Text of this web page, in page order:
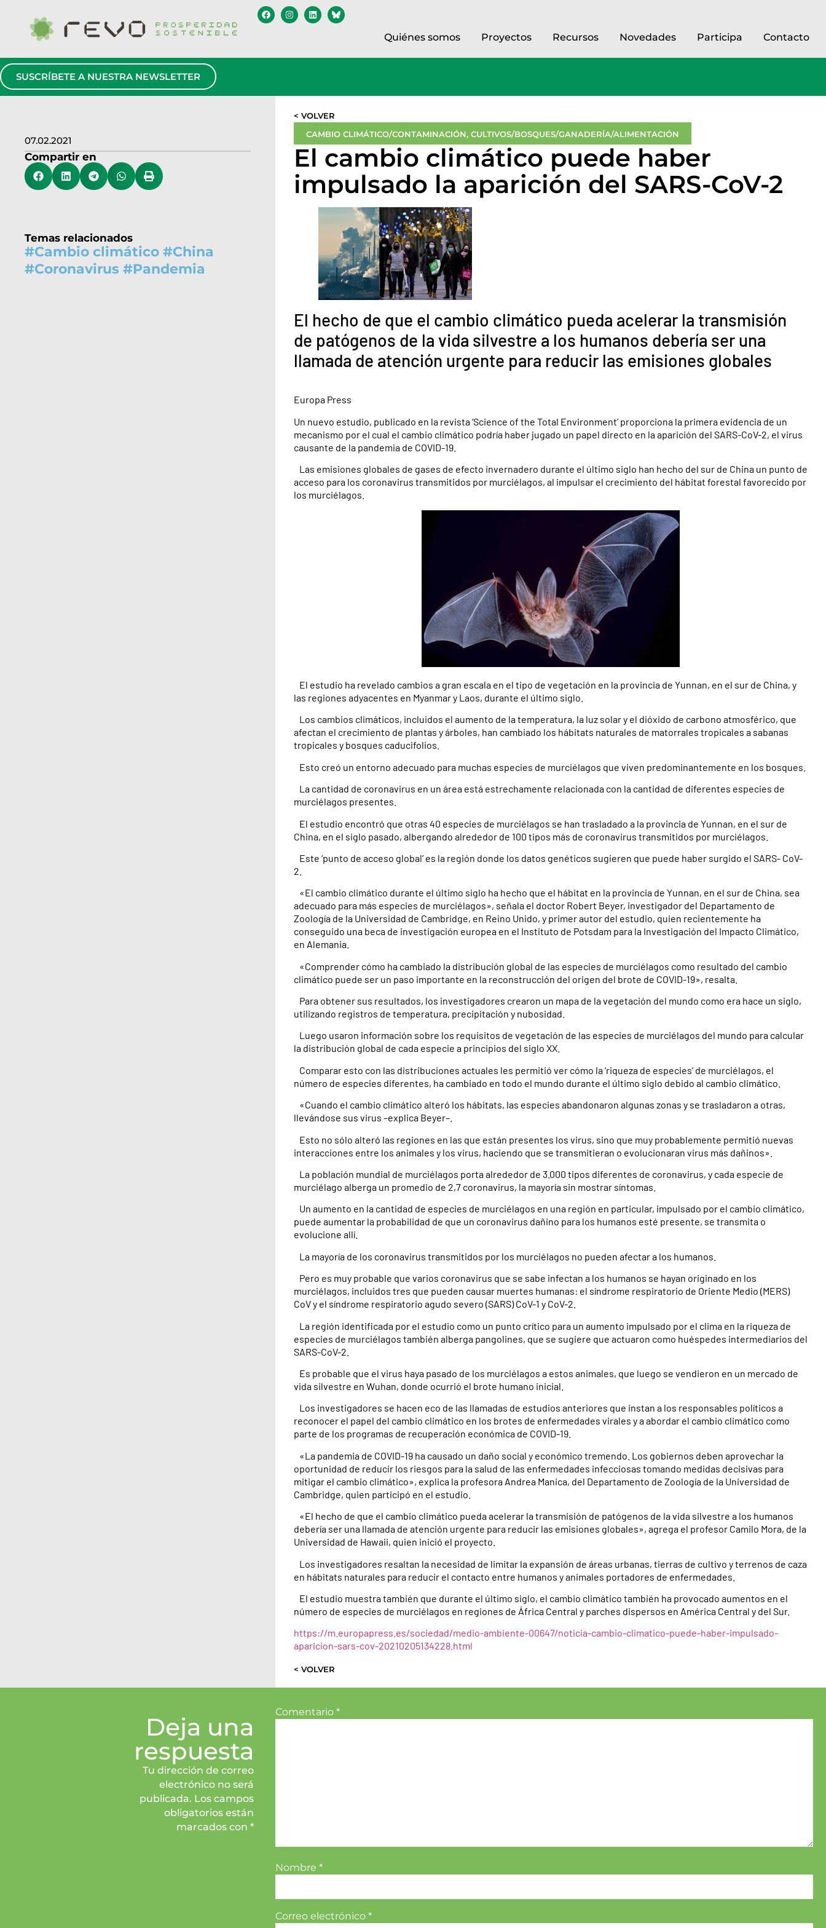
Quiénes somos Proyectos Recursos Novedades Participa Contacto
SUSCRÍBETE A NUESTRA NEWSLETTER
07.02.2021
Compartir en
Temas relacionados
#Cambio climático #China
#Coronavirus #Pandemia
< VOLVER
CAMBIO CLIMÁTICO/CONTAMINACIÓN, CULTIVOS/BOSQUES/GANADERÍA/ALIMENTACIÓN
El cambio climático puede haber
impulsado la aparición del SARS-CoV-2
El hecho de que el cambio climático pueda acelerar la transmisión
de patógenos de la vida silvestre a los humanos debería ser una
llamada de atención urgente para reducir las emisiones globales
Europa Press
Un nuevo estudio, publicado en la revista ‘Science of the Total Environment’ proporciona la primera evidencia de un
mecanismo por el cual el cambio climático podría haber jugado un papel directo en la aparición del SARS-CoV-2, el virus
causante de la pandemia de COVID-19.
Las emisiones globales de gases de efecto invernadero durante el último siglo han hecho del sur de China un punto de
acceso para los coronavirus transmitidos por murciélagos, al impulsar el crecimiento del hábitat forestal favorecido por
los murciélagos.
El estudio ha revelado cambios a gran escala en el tipo de vegetación en la provincia de Yunnan, en el sur de China, y
las regiones adyacentes en Myanmar y Laos, durante el último siglo.
Los cambios climáticos, incluidos el aumento de la temperatura, la luz solar y el dióxido de carbono atmosférico, que
afectan el crecimiento de plantas y árboles, han cambiado los hábitats naturales de matorrales tropicales a sabanas
tropicales y bosques caducifolios.
Esto creó un entorno adecuado para muchas especies de murciélagos que viven predominantemente en los bosques.
La cantidad de coronavirus en un área está estrechamente relacionada con la cantidad de diferentes especies de
murciélagos presentes.
El estudio encontró que otras 40 especies de murciélagos se han trasladado a la provincia de Yunnan, en el sur de
China, en el siglo pasado, albergando alrededor de 100 tipos más de coronavirus transmitidos por murciélagos.
Este ‘punto de acceso global’ es la región donde los datos genéticos sugieren que puede haber surgido el SARS- CoV-
2.
«El cambio climático durante el último siglo ha hecho que el hábitat en la provincia de Yunnan, en el sur de China, sea
adecuado para más especies de murciélagos», señala el doctor Robert Beyer, investigador del Departamento de
Zoología de la Universidad de Cambridge, en Reino Unido, y primer autor del estudio, quien recientemente ha
conseguido una beca de investigación europea en el Instituto de Potsdam para la Investigación del Impacto Climático,
en Alemania.
«Comprender cómo ha cambiado la distribución global de las especies de murciélagos como resultado del cambio
climático puede ser un paso importante en la reconstrucción del origen del brote de COVID-19», resalta.
Para obtener sus resultados, los investigadores crearon un mapa de la vegetación del mundo como era hace un siglo,
utilizando registros de temperatura, precipitación y nubosidad.
Luego usaron información sobre los requisitos de vegetación de las especies de murciélagos del mundo para calcular
la distribución global de cada especie a principios del siglo XX.
Comparar esto con las distribuciones actuales les permitió ver cómo la ‘riqueza de especies’ de murciélagos, el
número de especies diferentes, ha cambiado en todo el mundo durante el último siglo debido al cambio climático.
«Cuando el cambio climático alteró los hábitats, las especies abandonaron algunas zonas y se trasladaron a otras,
llevándose sus virus –explica Beyer–.
Esto no sólo alteró las regiones en las que están presentes los virus, sino que muy probablemente permitió nuevas
interacciones entre los animales y los virus, haciendo que se transmitieran o evolucionaran virus más dañinos».
La población mundial de murciélagos porta alrededor de 3.000 tipos diferentes de coronavirus, y cada especie de
murciélago alberga un promedio de 2,7 coronavirus, la mayoría sin mostrar síntomas.
Un aumento en la cantidad de especies de murciélagos en una región en particular, impulsado por el cambio climático,
puede aumentar la probabilidad de que un coronavirus dañino para los humanos esté presente, se transmita o
evolucione allí.
La mayoría de los coronavirus transmitidos por los murciélagos no pueden afectar a los humanos.
Pero es muy probable que varios coronavirus que se sabe infectan a los humanos se hayan originado en los
murciélagos, incluidos tres que pueden causar muertes humanas: el síndrome respiratorio de Oriente Medio (MERS)
CoV y el síndrome respiratorio agudo severo (SARS) CoV-1 y CoV-2.
La región identificada por el estudio como un punto crítico para un aumento impulsado por el clima en la riqueza de
especies de murciélagos también alberga pangolines, que se sugiere que actuaron como huéspedes intermediarios del
SARS-CoV-2.
Es probable que el virus haya pasado de los murciélagos a estos animales, que luego se vendieron en un mercado de
vida silvestre en Wuhan, donde ocurrió el brote humano inicial.
Los investigadores se hacen eco de las llamadas de estudios anteriores que instan a los responsables políticos a
reconocer el papel del cambio climático en los brotes de enfermedades virales y a abordar el cambio climático como
parte de los programas de recuperación económica de COVID-19.
«La pandemia de COVID-19 ha causado un daño social y económico tremendo. Los gobiernos deben aprovechar la
oportunidad de reducir los riesgos para la salud de las enfermedades infecciosas tomando medidas decisivas para
mitigar el cambio climático», explica la profesora Andrea Manica, del Departamento de Zoología de la Universidad de
Cambridge, quien participó en el estudio.
«El hecho de que el cambio climático pueda acelerar la transmisión de patógenos de la vida silvestre a los humanos
debería ser una llamada de atención urgente para reducir las emisiones globales», agrega el profesor Camilo Mora, de la
Universidad de Hawaii, quien inició el proyecto.
Los investigadores resaltan la necesidad de limitar la expansión de áreas urbanas, tierras de cultivo y terrenos de caza
en hábitats naturales para reducir el contacto entre humanos y animales portadores de enfermedades.
El estudio muestra también que durante el último siglo, el cambio climático también ha provocado aumentos en el
número de especies de murciélagos en regiones de África Central y parches dispersos en América Central y del Sur.
https://m.europapress.es/sociedad/medio-ambiente-00647/noticia-cambio-climatico-puede-haber-impulsado-
aparicion-sars-cov-20210205134228.html
< VOLVER
Deja una
respuesta
Tu dirección de correo
electrónico no será
publicada. Los campos
obligatorios están
marcados con *
Comentario *
Nombre *
Correo electrónico *